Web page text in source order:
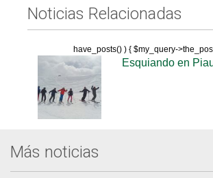
Noticias Relacionadas
have_posts() ) { $my_query-
Esquiando en
Más noticias